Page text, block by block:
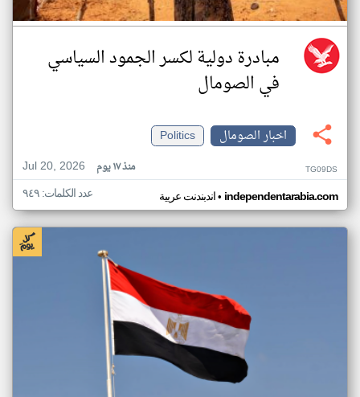
مبادرة دولية لكسر الجمود السياسي
في الصومال
اخبار الصومال
Politics
Jul 20, 2026
منذ ١٧ يوم TG09DS
اندبندنت عربية• independentarabia.com عدد الكلمات: ٩٤٩